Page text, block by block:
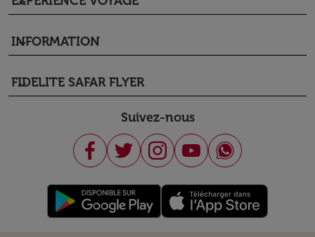
INFORMATION
keyboard_arrow_down
FIDELITE SAFAR FLYER
keyboard_arrow_down
Suivez-nous